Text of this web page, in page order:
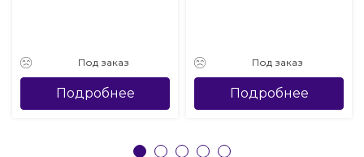
Под заказ
Подробнее
Под заказ
Подробнее